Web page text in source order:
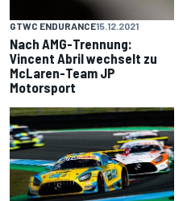
GTWC ENDURANCE15.12.2021
Nach AMG-Trennung:
Vincent Abril wechselt zu
McLaren-Team JP
Motorsport